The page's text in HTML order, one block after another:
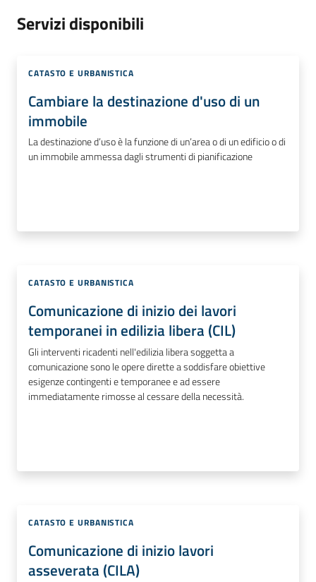
Servizi disponibili
CATASTO E URBANISTICA
Cambiare la destinazione d'uso di un
immobile
La destinazione d’uso è la funzione di un’area o di un edificio o di
un immobile ammessa dagli strumenti di pianificazione
CATASTO E URBANISTICA
Comunicazione di inizio dei lavori
temporanei in edilizia libera (CIL)
Gli interventi ricadenti nell'edilizia libera soggetta a
comunicazione sono le opere dirette a soddisfare obiettive
esigenze contingenti e temporanee e ad essere
immediatamente rimosse al cessare della necessità.
CATASTO E URBANISTICA
Comunicazione di inizio lavori
asseverata (CILA)